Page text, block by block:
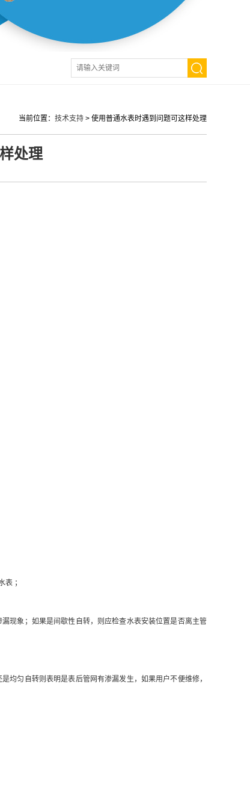
当前位置： 技术支持 > 使用普通水表时遇到问题可这样处理
处理
；
象；如果是间歇性自转，则应检查水表安装位置是否离主管
匀自转则表明是表后管网有渗漏发生，如果用户不便维修，